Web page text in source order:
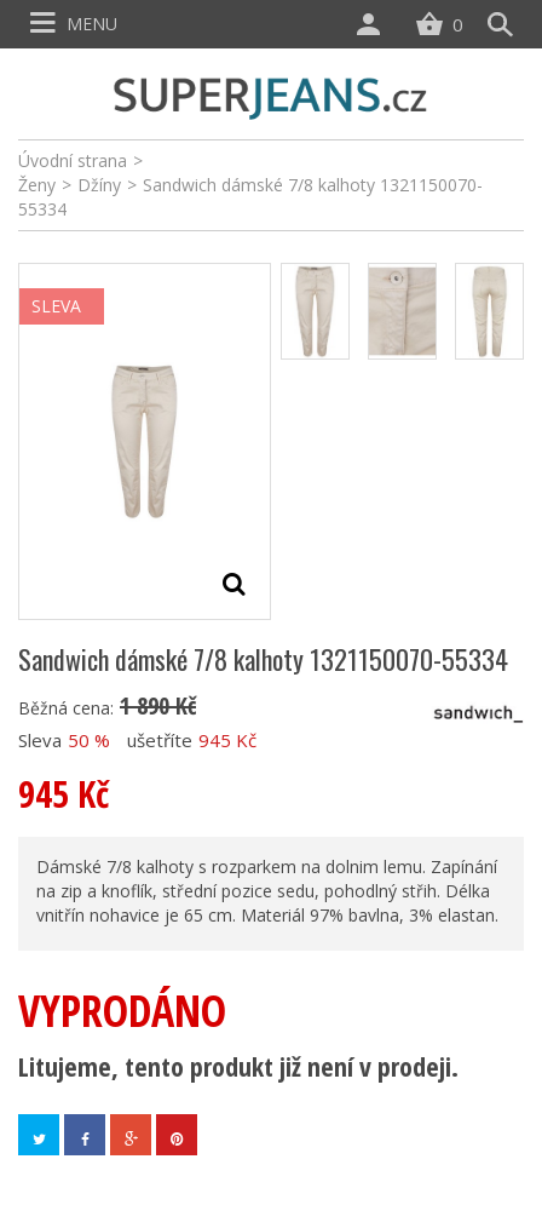
Úvodní strana >
Ženy > Džíny > Sandwich dámské 7/8 kalhoty 1321150070-
55334
SLEVA
Sandwich dámské 7/8 kalhoty 1321150070-55334
Běžná cena: 1 890 Kč
Sleva 50 % ušetříte 945 Kč
945 Kč
Dámské 7/8 kalhoty s rozparkem na dolnim lemu. Zapínání
na zip a knoflík, střední pozice sedu, pohodlný střih. Délka
vnitřín nohavice je 65 cm. Materiál 97% bavlna, 3% elastan.
VYPRODÁNO
Litujeme, tento produkt již není v prodeji.
0
MENU